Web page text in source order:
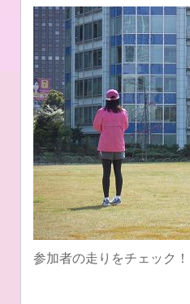
参加者の走りをチェック！